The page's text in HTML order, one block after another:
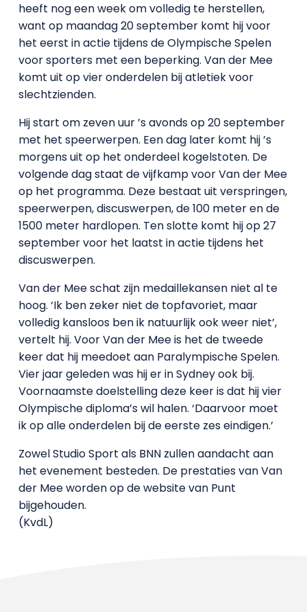
heeft nog een week om volledig te herstellen,
want op maandag 20 september komt hij voor
het eerst in actie tijdens de Olympische Spelen
voor sporters met een beperking. Van der Mee
komt uit op vier onderdelen bij atletiek voor
slechtzienden.
Hij start om zeven uur ’s avonds op 20 september
met het speerwerpen. Een dag later komt hij ’s
morgens uit op het onderdeel kogelstoten. De
volgende dag staat de vijfkamp voor Van der Mee
op het programma. Deze bestaat uit verspringen,
speerwerpen, discuswerpen, de 100 meter en de
1500 meter hardlopen. Ten slotte komt hij op 27
september voor het laatst in actie tijdens het
discuswerpen.
Van der Mee schat zijn medaillekansen niet al te
hoog. ‘Ik ben zeker niet de topfavoriet, maar
volledig kansloos ben ik natuurlijk ook weer niet’,
vertelt hij. Voor Van der Mee is het de tweede
keer dat hij meedoet aan Paralympische Spelen.
Vier jaar geleden was hij er in Sydney ook bij.
Voornaamste doelstelling deze keer is dat hij vier
Olympische diploma’s wil halen. ‘Daarvoor moet
ik op alle onderdelen bij de eerste zes eindigen.’
Zowel Studio Sport als BNN zullen aandacht aan
het evenement besteden. De prestaties van Van
der Mee worden op de website van Punt
bijgehouden.
(KvdL)